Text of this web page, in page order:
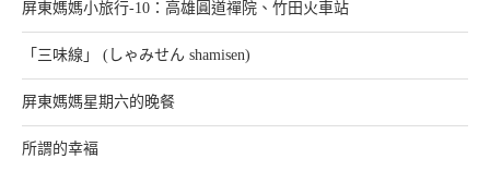
屏東媽媽小旅行-10：高雄圓道禪院、竹田火車站
「三味線」 (しゃみせん shamisen)
屏東媽媽星期六的晚餐
所謂的幸褔